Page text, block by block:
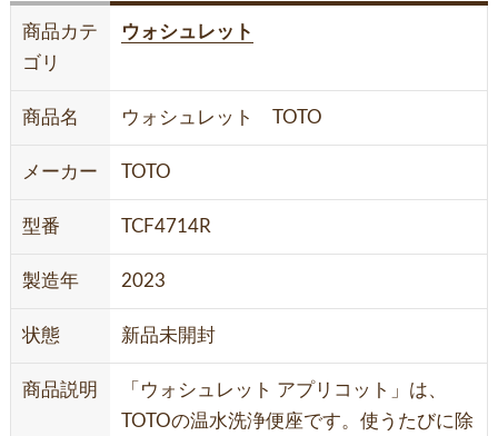
商品カテ
ゴリ
ウォシュレット
商品名 ウォシュレット TOTO
メーカー TOTO
型番 TCF4714R
製造年 2023
状態 新品未開封
商品説明
「ウォシュレット アプリコット」は、
TOTOの温水洗浄便座です。使うたびに除